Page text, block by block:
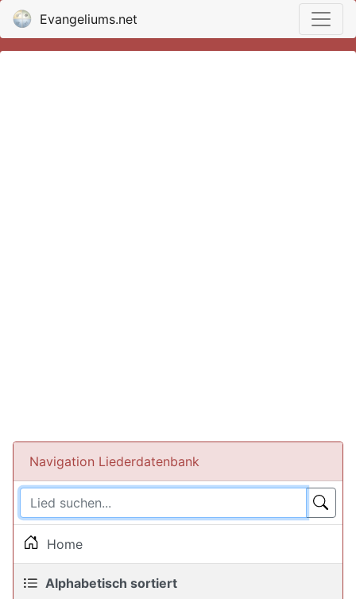
Evangeliums.net
Navigation Liederdatenbank
Home
Alphabetisch sortiert